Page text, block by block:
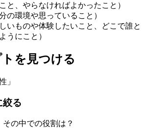
と、やらなければよかったこと）
の環境や思っていること）
いものや体験したいこと、どこで誰と
うにこと）
を見つける
」
絞る
その中での役割は？